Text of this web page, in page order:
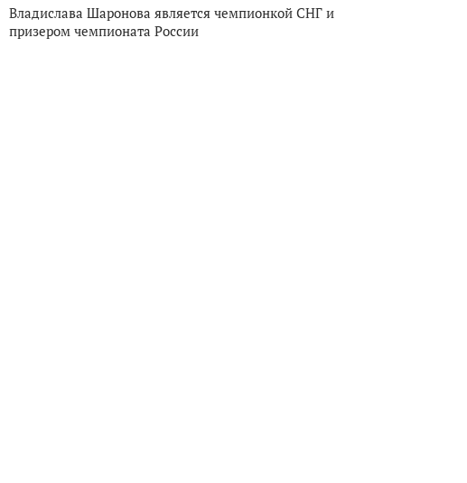
Владислава Шаронова является чемпионкой СНГ и
призером чемпионата России